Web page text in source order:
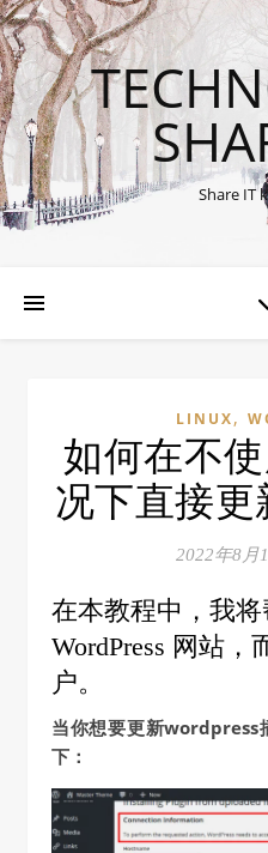
Share IT
LINUX,
如何在不
况下直接更
2022年8月
在本教程中，我
WordPress 网站，
户。
当你想要更新wordpress插件或者版本的时候提示如
下：